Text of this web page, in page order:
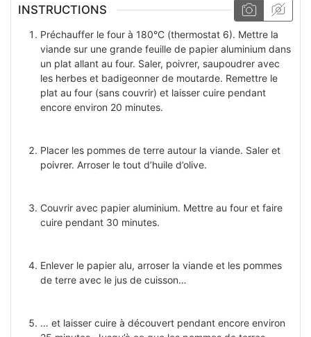
INSTRUCTIONS
Préchauffer le four à 180°C (thermostat 6). Mettre la
viande sur une grande feuille de papier aluminium dans
un plat allant au four. Saler, poivrer, saupoudrer avec
les herbes et badigeonner de moutarde. Remettre le
plat au four (sans couvrir) et laisser cuire pendant
encore environ 20 minutes.
Placer les pommes de terre autour la viande. Saler et
poivrer. Arroser le tout d’huile d’olive.
Couvrir avec papier aluminium. Mettre au four et faire
cuire pendant 30 minutes.
Enlever le papier alu, arroser la viande et les pommes
de terre avec le jus de cuisson…
… et laisser cuire à découvert pendant encore environ